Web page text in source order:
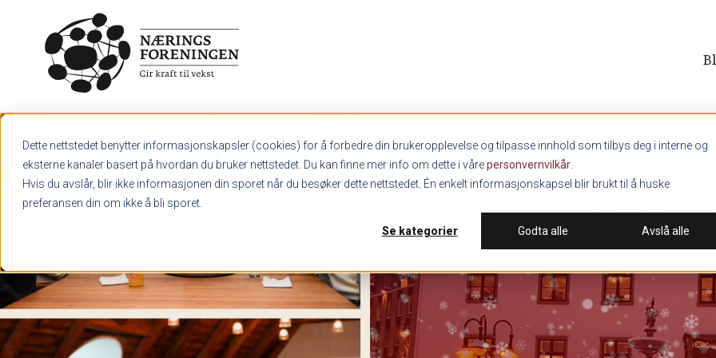
Dette nettstedet benytter informasjonskapsler (cookies) for å forbedre din brukeropplevelse og tilpasse innhold som tilbys deg i interne og
eksterne kanaler basert på hvordan du bruker nettstedet. Du kan finne mer info om dette i vårepersonvernvilkår
Hvis du avslår, blir ikke informasjonen din sporet når du besøker dette nettstedet. Én enkelt informasjonskapsel blir brukt til å huske
preferansen din om ikke å bli sporet.
Se kategorier Godta alle Avslå alle